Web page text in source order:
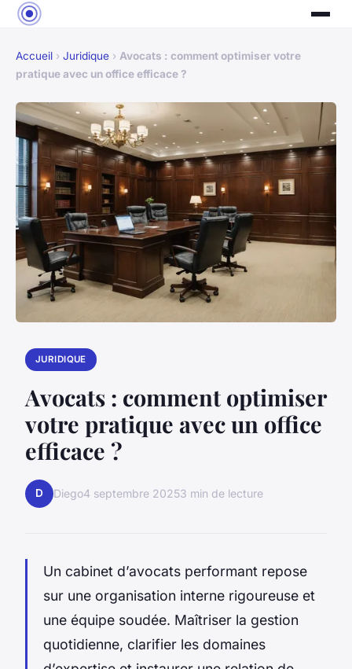
Accueil › Juridique › Avocats : comment optimiser votre
pratique avec un office efficace ?
JURIDIQUE
Avocats : comment optimiser
votre pratique avec un office
efficace ?
D Diego4 septembre 20253 min de lecture
Un cabinet d’avocats performant repose
sur une organisation interne rigoureuse et
une équipe soudée. Maîtriser la gestion
quotidienne, clarifier les domaines